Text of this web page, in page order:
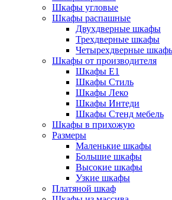
Шкафы угловые
Шкафы распашные
Двухдверные шкафы
Трехдверные шкафы
Четырехдверные
Шкафы от производителя
Шкафы E1
Шкафы Стиль
Шкафы Леко
Шкафы Интеди
Шкафы Стенд мебель
Шкафы в прихожую
Размеры
Маленькие шкафы
Большие шкафы
Высокие шкафы
Узкие шкафы
Платяной шкаф